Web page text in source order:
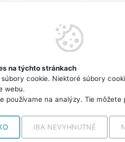
likvidujte
nožnice, aby ste zabránili
a kuchynských nožníc
puzdrá, aby ste
© 2012-2026
na týchto stránkach
cookie. Niektoré súbory
webu.
používame na analýzy. Tie môžete
IBA NEVYHNUTNÉ